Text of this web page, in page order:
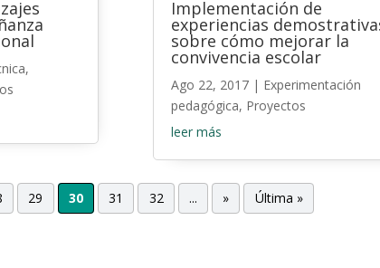
,
Implementación de
experiencias
sobre cómo mejorar la
convivencia escolar
Ago 22, 2017| Experimentación
pedagógica, Proyectos
leer más
29 30 31 32 ... » Última »